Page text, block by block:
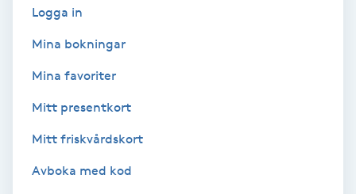
Plastikkirurgi
Powder brows
Logga in
Mina bokningar
Mina favoriter
Mitt presentkort
Mitt friskvårdskort
Avboka med kod